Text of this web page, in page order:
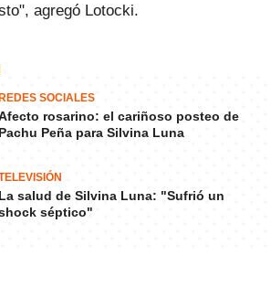
agregó Lotocki.
REDES SOCIALES
rosarino: el cariñoso posteo de
Pachu Peña para Silvina Luna
La salud de Silvina Luna: "Sufrió un
séptico"